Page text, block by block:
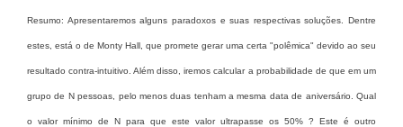
Resumo: Apresentaremos alguns paradoxos e suas respectivas soluções. Dentre
estes, está o de Monty Hall, que promete gerar uma certa "polêmica" devido ao seu
resultado contra-intuitivo. Além disso, iremos calcular a probabilidade de que em um
grupo de N pessoas, pelo menos duas tenham a mesma data de aniversário. Qual
o valor mínimo de N para que este valor ultrapasse os 50% ? Este é outro